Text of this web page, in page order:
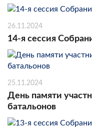
26.11.2024
14-я сессия
25.11.2024
День памяти
батальонов